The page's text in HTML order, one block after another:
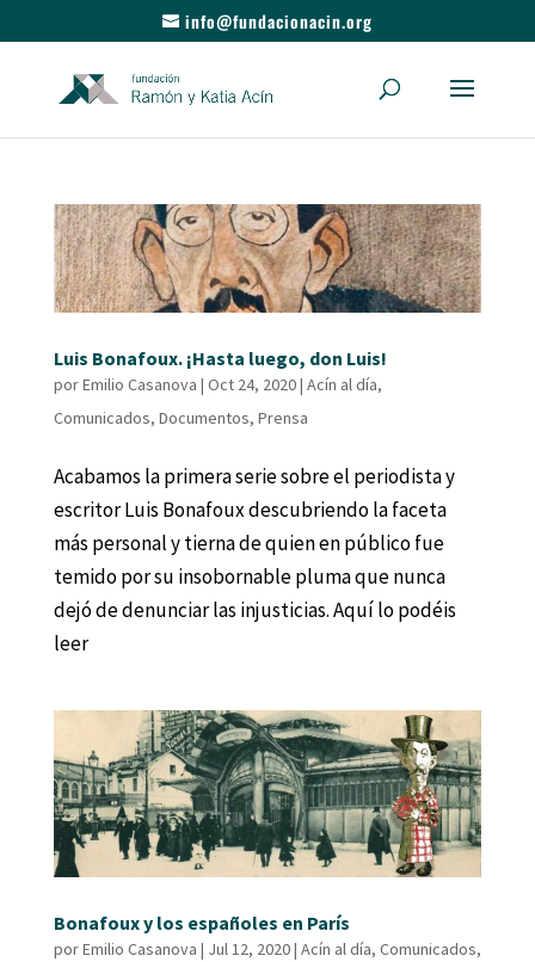
info@fundacionacin.org
Luis Bonafoux. ¡Hasta luego, don Luis!
porEmilio Casanova | Oct 24, 2020| Acín al día,
Comunicados, Documentos, Prensa
Acabamos la primera serie sobre el periodista y
escritor Luis Bonafoux descubriendo la faceta
más personal y tierna de quien en público fue
temido por su insobornable pluma que nunca
dejó de denunciar las injusticias. Aquí lo podéis
leer
Bonafoux y los españoles en París
porEmilio Casanova | Jul 12, 2020| Acín al día, Comunicados,